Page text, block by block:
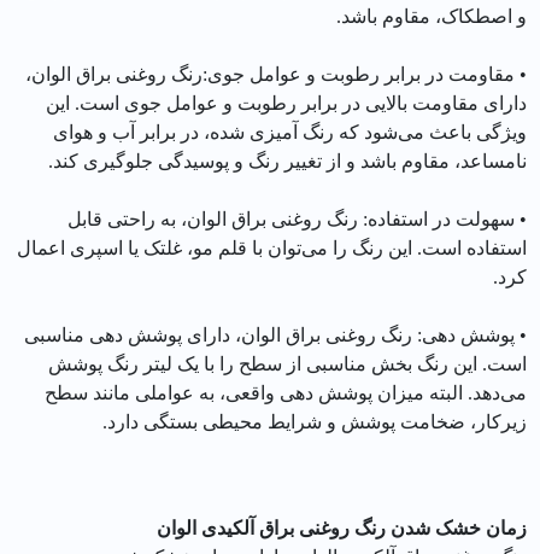
و اصطکاک، مقاوم باشد.
• مقاومت در برابر رطوبت و عوامل جوی:رنگ روغنی براق الوان،
دارای مقاومت بالایی در برابر رطوبت و عوامل جوی است. این
ویژگی باعث می‌شود که رنگ آمیزی شده، در برابر آب و هوای
نامساعد، مقاوم باشد و از تغییر رنگ و پوسیدگی جلوگیری کند.
• سهولت در استفاده: رنگ روغنی براق الوان، به راحتی قابل
استفاده است. این رنگ را می‌توان با قلم مو، غلتک یا اسپری اعمال
کرد.
• پوشش دهی: رنگ روغنی براق الوان، دارای پوشش دهی مناسبی
است. این رنگ بخش مناسبی از سطح را با یک لیتر رنگ پوشش
می‌دهد. البته میزان پوشش دهی واقعی، به عواملی مانند سطح
زیرکار، ضخامت پوشش و شرایط محیطی بستگی دارد.
زمان خشک شدن رنگ روغنی براق آلکیدی الوان